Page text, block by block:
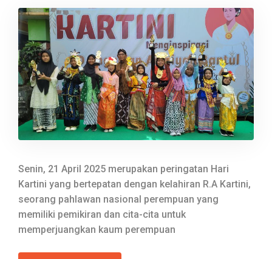
Senin, 21 April 2025 merupakan peringatan Hari
Kartini yang bertepatan dengan kelahiran R.A Kartini,
seorang pahlawan nasional perempuan yang
memiliki pemikiran dan cita-cita untuk
memperjuangkan kaum perempuan